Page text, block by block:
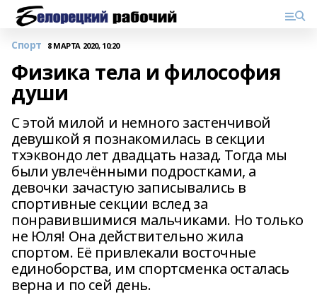
Спорт 8 МАРТА 2020, 10:20
Физика тела и философия
души
С этой милой и немного застенчивой
девушкой я познакомилась в секции
тхэквондо лет двадцать назад. Тогда мы
были увлечёнными подростками, а
девочки зачастую записывались в
спортивные секции вслед за
понравившимися мальчиками. Но только
не Юля! Она действительно жила
спортом. Её привлекали восточные
единоборства, им спортсменка осталась
верна и по сей день.